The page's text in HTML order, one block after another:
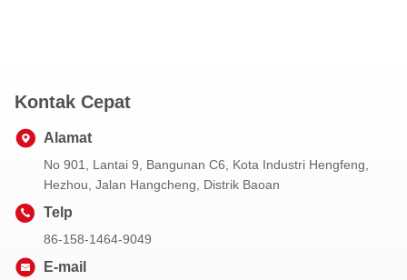
Kontak Cepat
Alamat
No 901, Lantai 9, Bangunan C6, Kota Industri Hengfeng,
Hezhou, Jalan Hangcheng, Distrik Baoan
Telp
86-158-1464-9049
E-mail